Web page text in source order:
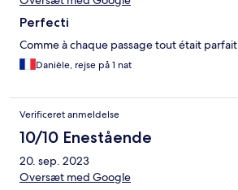
Perfecti
Comme à chaque passage tout était parfait
Danièle, rejse på 1 nat
Verificeret anmeldelse
10/10 Enestående
20. sep. 2023
Oversæt med Google